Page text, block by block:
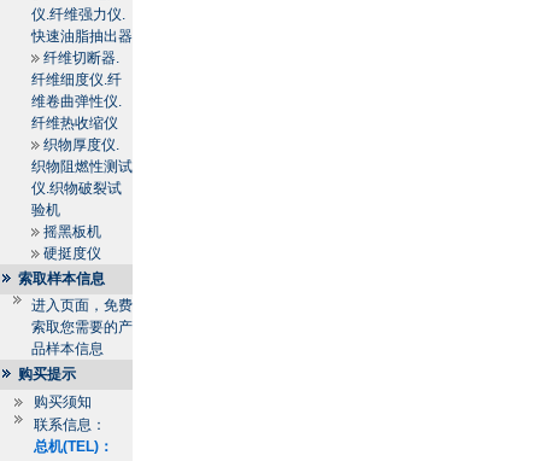
仪.纤维强力仪.
快速油脂抽出器
纤维切断器.
纤维细度仪.纤
维卷曲弹性仪.
纤维热收缩仪
织物厚度仪.
织物阻燃性测试
仪.织物破裂试
验机
摇黑板机
硬挺度仪
索取样本信息
进入页面，免费
索取您需要的产
品样本信息
购买提示
购买须知
联系信息：
总机(TEL)：